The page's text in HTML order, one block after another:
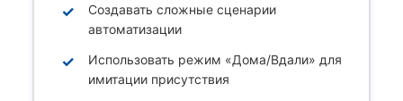
Создавать сложные сценарии
автоматизации
Использовать режим «Дома/Вдали» для
имитации присутствия